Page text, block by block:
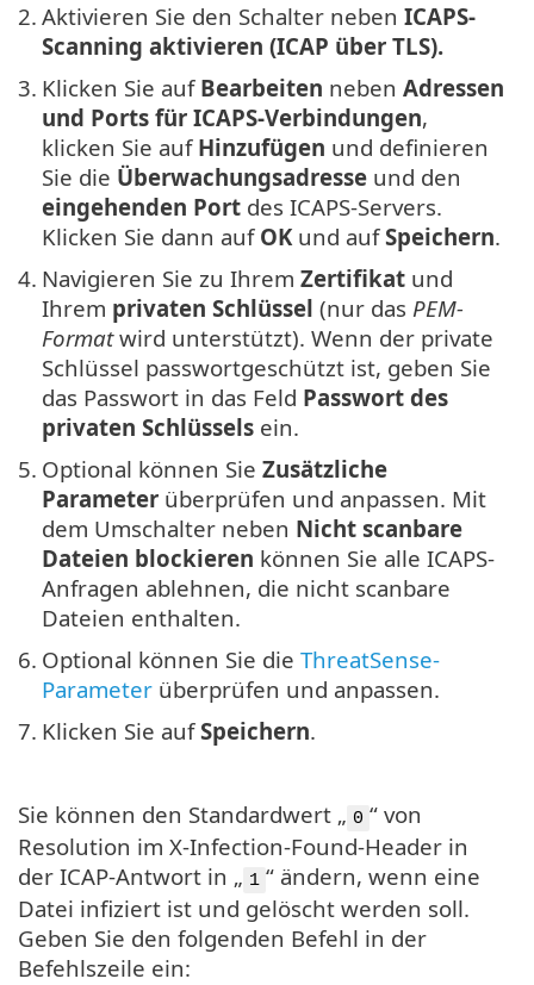
2. Aktivieren Sie den Schalter neben ICAPS-
Scanning aktivieren (ICAP über TLS).
3. Klicken Sie auf Bearbeiten neben Adressen
und Ports für ICAPS-Verbindungen,
klicken Sie auf Hinzufügen und definieren
Sie die Überwachungsadresse und den
eingehenden Port des ICAPS-Servers.
Klicken Sie dann auf OKund aufSpeichern.
4. Navigieren Sie zu Ihrem Zertifikat und
Ihrem privaten Schlüssel (nur das PEM-
Formatwird unterstützt). Wenn der private
Schlüssel passwortgeschützt ist, geben Sie
das Passwort in das Feld Passwort des
privaten Schlüssels ein.
5. Optional können Sie Zusätzliche
Parameter überprüfen und anpassen. Mit
dem Umschalter neben Nicht scanbare
Dateien blockieren können Sie alle ICAPS-
Anfragen ablehnen, die nicht scanbare
Dateien enthalten.
6. Optional können Sie die ThreatSense-
Parameter überprüfen und anpassen.
7. Klicken Sie aufSpeichern.
Sie können den Standardwert „ 0 “ von
Resolution im X-Infection-Found-Header in
der ICAP-Antwort in „ 1 “ ändern, wenn eine
Datei infiziert ist und gelöscht werden soll.
Geben Sie den folgenden Befehl in der
Befehlszeile ein: